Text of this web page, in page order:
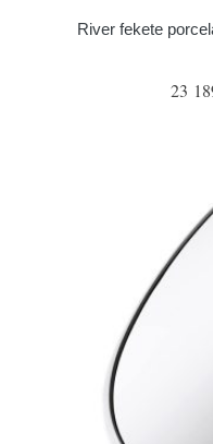
River fekete
23